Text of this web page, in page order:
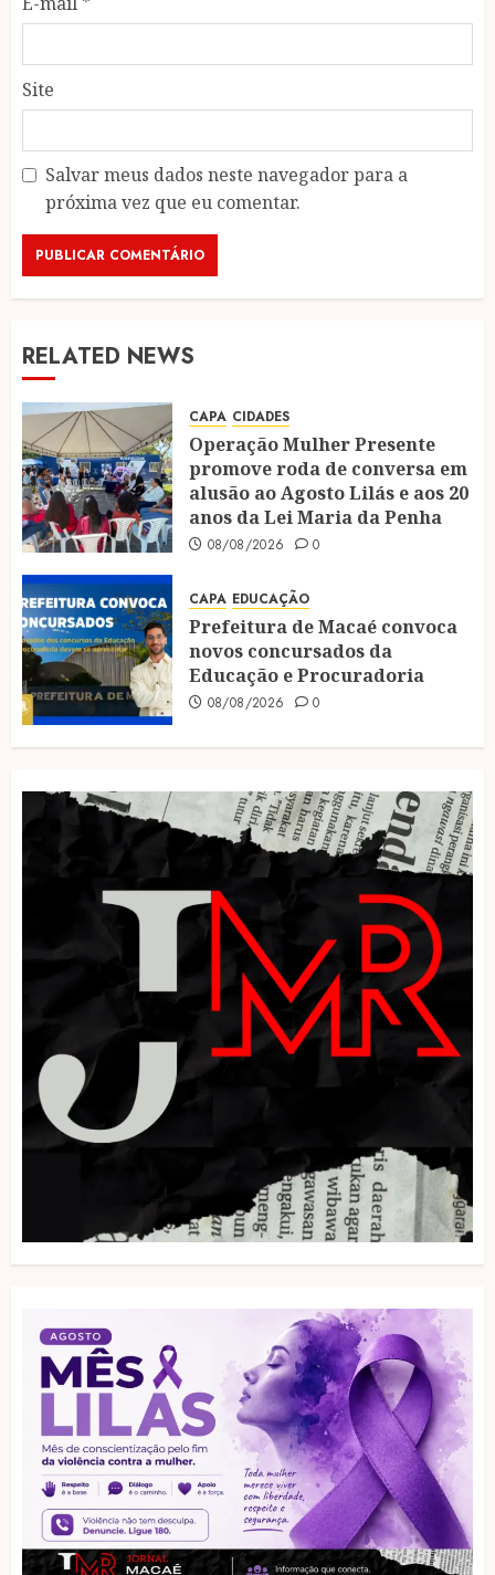
Site
Salvar meus dados neste navegador para a
próxima vez que eu comentar.
RELATED NEWS
CAPA CIDADES
Operação Mulher Presente
promove roda de conversa em
alusão ao Agosto Lilás e aos 20
anos da Lei Maria da Penha
08/08/2026 0
CAPA EDUCAÇÃO
Prefeitura de Macaé convoca
novos concursados da
Educação e Procuradoria
08/08/2026 0